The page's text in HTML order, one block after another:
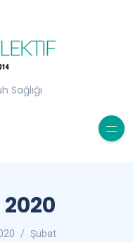
Sağlığı
Şubat